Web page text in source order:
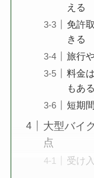
える
免許
きる
旅行
料金
もある
短期
大型バイ
点
受け